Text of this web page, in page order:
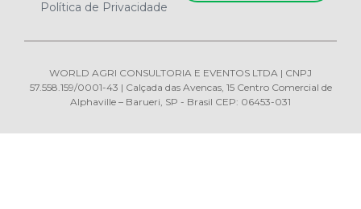
Política de Privacidade
WORLD AGRI CONSULTORIA E EVENTOS LTDA | CNPJ
57.558.159/0001-43 | Calçada das Avencas, 15 Centro Comercial de
Alphaville – Barueri, SP - Brasil CEP: 06453-031